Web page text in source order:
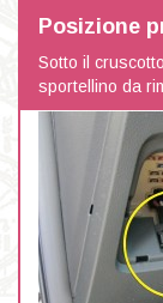
Posizione
Sotto il
sportellino da